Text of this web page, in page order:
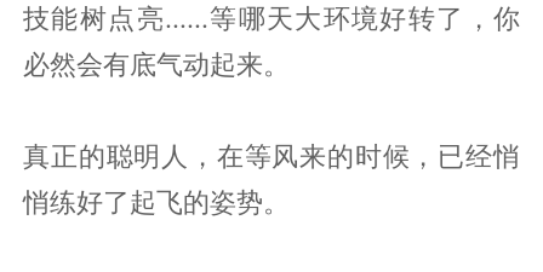
技能树点亮......等哪天大环境好转了，你
必然会有底气动起来。
真正的聪明人，在等风来的时候，已经悄
悄练好了起飞的姿势。